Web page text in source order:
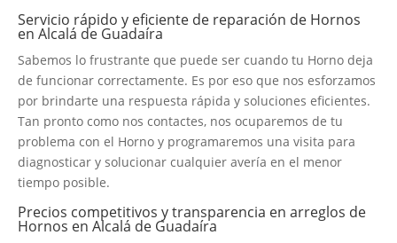
Servicio rápido y eficiente de reparación de Hornos
en Alcalá de Guadaíra
Sabemos lo frustrante que puede ser cuando tu Horno deja
de funcionar correctamente. Es por eso que nos esforzamos
por brindarte una respuesta rápida y soluciones eficientes.
Tan pronto como nos contactes, nos ocuparemos de tu
problema con el Horno y programaremos una visita para
diagnosticar y solucionar cualquier avería en el menor
tiempo posible.
Precios competitivos y transparencia en arreglos de
Hornos en Alcalá de Guadaíra